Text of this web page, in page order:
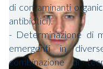
di contaminanti
antibiotici).
- Determinazione di
emergenti in
combinazione di